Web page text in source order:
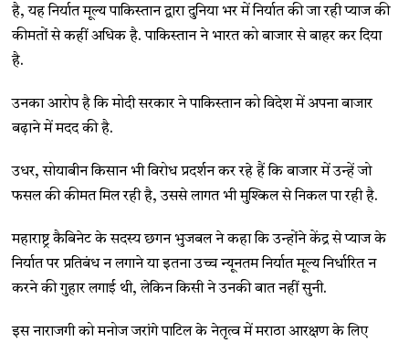
है, यह निर्यात मूल्य पाकिस्तान द्वारा दुनिया भर में निर्यात की जा रही प्याज की
कीमतों से कहीं अधिक है. पाकिस्तान ने भारत को बाजार से बाहर कर दिया
है.
उनका आरोप है कि मोदी सरकार ने पाकिस्तान को विदेश में अपना बाजार
बढ़ाने में मदद की है.
उधर, सोयाबीन किसान भी विरोध प्रदर्शन कर रहे हैं कि बाजार में उन्हें जो
फसल की कीमत मिल रही है, उससे लागत भी मुश्किल से निकल पा रही है.
महाराष्ट्र कैबिनेट के सदस्य छगन भुजबल ने कहा कि उन्होंने केंद्र से प्याज के
निर्यात पर प्रतिबंध न लगाने या इतना उच्च न्यूनतम निर्यात मूल्य निर्धारित न
करने की गुहार लगाई थी, लेकिन किसी ने उनकी बात नहीं सुनी.
इस नाराजगी को मनोज जरांगे पाटिल के नेतृत्व में मराठा आरक्षण के लिए